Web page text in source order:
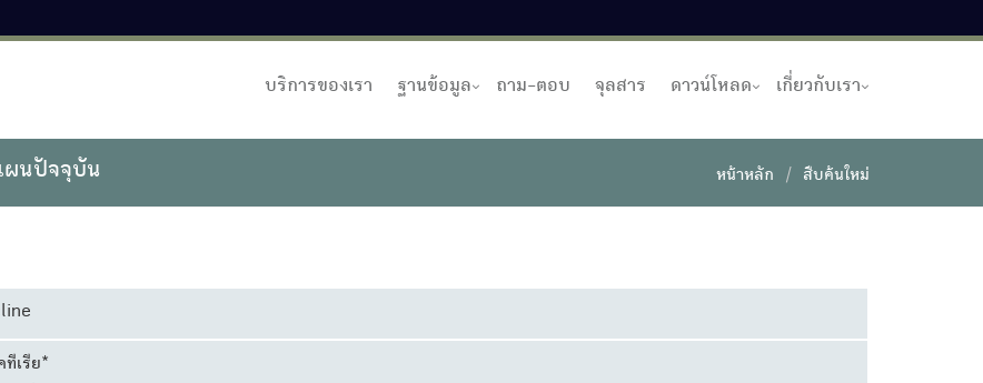
บริการของเรา ฐานข้อมูล ถาม-ตอบ จุลสาร ดาวน์โหลด เกี่ยวกับเรา
ผนปัจจุบัน หน้าหลัก สืบค้นใหม่
ทีเรีย*